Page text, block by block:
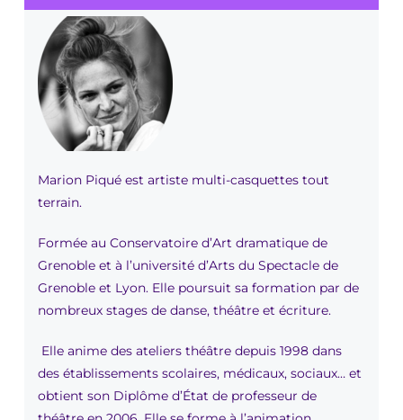
Marion Piqué est artiste multi-casquettes tout
terrain.
Formée au Conservatoire d’Art dramatique de
Grenoble et à l’université d’Arts du Spectacle de
Grenoble et Lyon. Elle poursuit sa formation par de
nombreux stages de danse, théâtre et écriture.
Elle anime des ateliers théâtre depuis 1998 dans
des établissements scolaires, médicaux, sociaux… et
obtient son Diplôme d’État de professeur de